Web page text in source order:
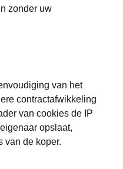
zonder uw
van het
contractafwikkeling
van cookies de IP
opslaat,
van de koper.